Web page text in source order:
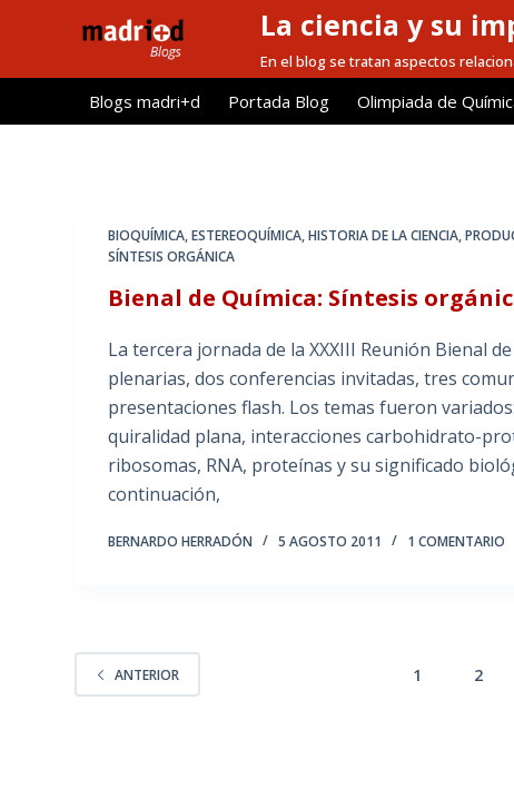
l
La ciencia y su
En el blog se tratan aspectos
Blogs madri+d Portada Blog Olimpiada de
BIOQUÍMICA,ESTEREOQUÍMICA,HISTORIA DE LA CIENCIA,
SÍNTESIS ORGÁNICA
Bienal de Química: Síntesis
La tercera jornada de la XXXIII Reunión Bienal
plenarias, dos conferencias invitadas, tres
presentaciones flash. Los temas fueron
quiralidad plana, interacciones carbohidrato-
ribosomas, RNA, proteínas y su significado
continuación,
BERNARDO HERRADÓN 5 AGOSTO 2011 1 COMENTARIO
ANTERIOR 1 2